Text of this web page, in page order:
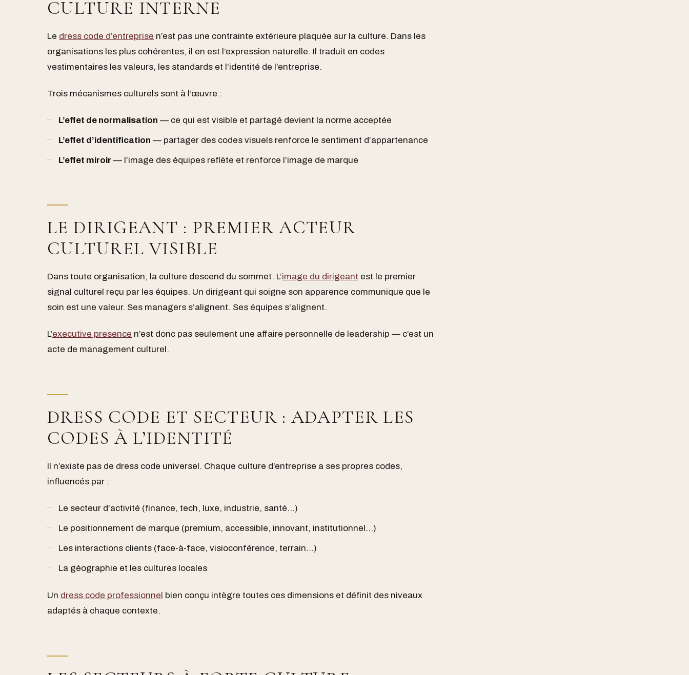
CULTURE INTERNE
Le dress code d’entreprise n’est pas une contrainte extérieure plaquée sur la culture. Dans les
organisations les plus cohérentes, il en est l’expression naturelle. Il traduit en codes
vestimentaires les valeurs, les standards et l’identité de l’entreprise.
Trois mécanismes culturels sont à l’œuvre :
L’effet de normalisation — ce qui est visible et partagé devient la norme acceptée
L’effet d’identification — partager des codes visuels renforce le sentiment d’appartenance
L’effet miroir — l’image des équipes reflète et renforce l’image de marque
LE DIRIGEANT : PREMIER ACTEUR
CULTUREL VISIBLE
Dans toute organisation, la culture descend du sommet. L’image du dirigeant est le premier
signal culturel reçu par les équipes. Un dirigeant qui soigne son apparence communique que le
soin est une valeur. Ses managers s’alignent. Ses équipes s’alignent.
L’executive presence n’est donc pas seulement une affaire personnelle de leadership — c’est un
acte de management culturel.
DRESS CODE ET SECTEUR : ADAPTER LES
CODES À L’IDENTITÉ
Il n’existe pas de dress code universel. Chaque culture d’entreprise a ses propres codes,
influencés par :
Le secteur d’activité (finance, tech, luxe, industrie, santé…)
Le positionnement de marque (premium, accessible, innovant, institutionnel…)
Les interactions clients (face-à-face, visioconférence, terrain…)
La géographie et les cultures locales
Un dress code professionnel bien conçu intègre toutes ces dimensions et définit des niveaux
adaptés à chaque contexte.